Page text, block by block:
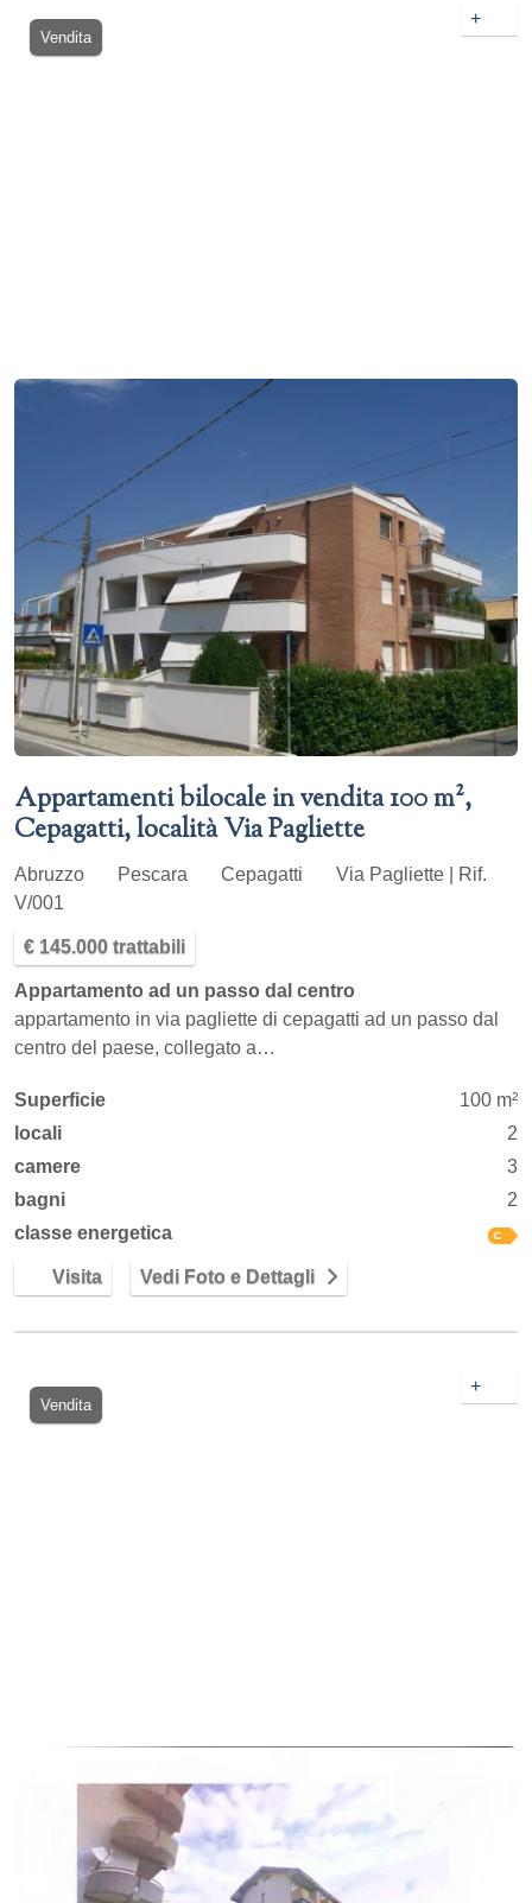
Vendita
+
Appartamenti bilocale in vendita 100 m²,
Cepagatti, località Via Pagliette
Abruzzo Pescara Cepagatti
Via Pagliette | Rif.
V/001
€ 145.000 trattabili
Appartamento ad un passo dal centro
appartamento in via pagliette di cepagatti ad un passo dal
centro del paese, collegato a…
Superficie
100 m²
locali
2
camere
3
bagni
2
classe energetica
Visita Vedi Foto e Dettagli
Vendita
+